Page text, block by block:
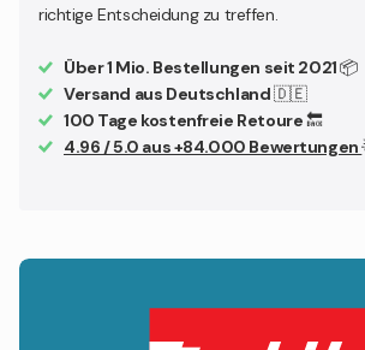
richtige Entscheidung zu treffen.
Über 1 Mio. Bestellungen seit 2021📦
Versand aus Deutschland🇩🇪
100 Tage kostenfreie Retoure🔙
4.96 / 5.0 aus +84.000 Bewertungen